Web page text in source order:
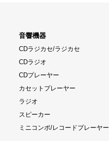
音響機器
CDラジカセ/ラジカセ
CDラジオ
CDプレーヤー
カセットプレーヤー
ラジオ
スピーカー
ミニコンポ/レコードプレーヤー